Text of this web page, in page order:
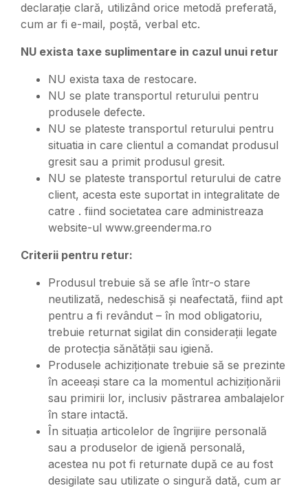
declarație clară, utilizând orice metodă preferată,
cum ar fi e-mail, poștă, verbal etc.
NU exista taxe suplimentare in cazul unui retur
NU exista taxa de restocare.
NU se plate transportul returului pentru
produsele defecte.
NU se plateste transportul returului pentru
situatia in care clientul a comandat produsul
gresit sau a primit produsul gresit.
NU se plateste transportul returului de catre
client, acesta este suportat in integralitate de
catre . fiind societatea care administreaza
website-ul www.greenderma.ro
Criterii pentru retur:
Produsul trebuie să se afle într-o stare
neutilizată, nedeschisă și neafectată, fiind apt
pentru a fi revândut – în mod obligatoriu,
trebuie returnat sigilat din considerații legate
de protecția sănătății sau igienă.
Produsele achiziționate trebuie să se prezinte
în aceeași stare ca la momentul achiziționării
sau primirii lor, inclusiv păstrarea ambalajelor
în stare intactă.
În situația articolelor de îngrijire personală
sau a produselor de igienă personală,
acestea nu pot fi returnate după ce au fost
desigilate sau utilizate o singură dată, cum ar